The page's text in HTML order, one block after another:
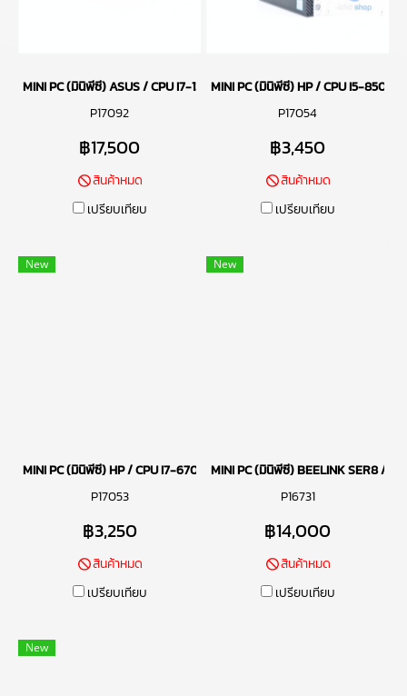
MINI PC (มินิพีซี) ASUS / CPU I7-13700H / RAM DDR5 32GB 4800MHz /
P17092
฿17,500
สินค้าหมด
เปรียบเทียบ
MINI PC (มินิพีซี) HP / CPU I5-8500T
P17054
฿3,450
สินค้าหมด
เปรียบเทียบ
New
MINI PC (มินิพีซี) HP / CPU I7-6700T / RAM DDR4 8GB 2400MHz / SSD
P17053
฿3,250
สินค้าหมด
เปรียบเทียบ
New
MINI PC (มินิพีซี) BEELINK SER8 /
P16731
฿14,000
สินค้าหมด
เปรียบเทียบ
New